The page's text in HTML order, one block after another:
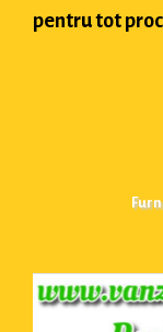
pentru tot